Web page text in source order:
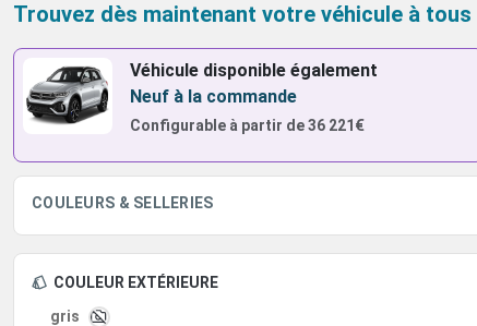
Trouvez dès maintenant votre véhicule à
Véhicule disponible également
Neuf à la commande
Configurable à partir de36 221€
COULEURS & SELLERIES
COULEUR EXTÉRIEURE
gris